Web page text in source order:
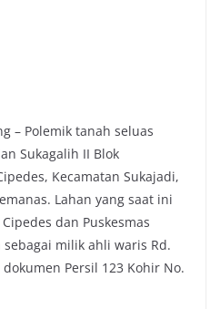
– Polemik tanah seluas
Sukagalih II Blok
Kecamatan Sukajadi,
Lahan yang saat ini
dan Puskesmas
milik ahli waris Rd.
Persil 123 Kohir No.